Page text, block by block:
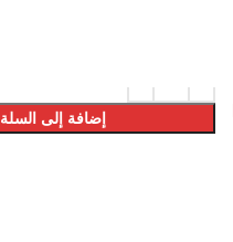
إضافة إلى السلة